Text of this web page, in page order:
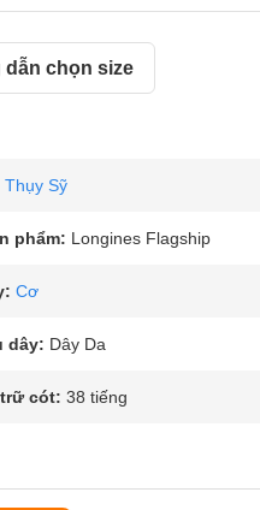
dẫn chọn size
Thụy Sỹ
phẩm: Longines Flagship
Cơ
dây: Dây Da
cót: 38 tiếng